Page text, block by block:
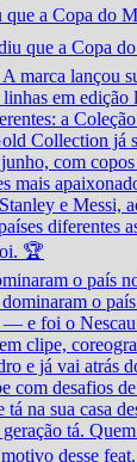
a Copa do
o país